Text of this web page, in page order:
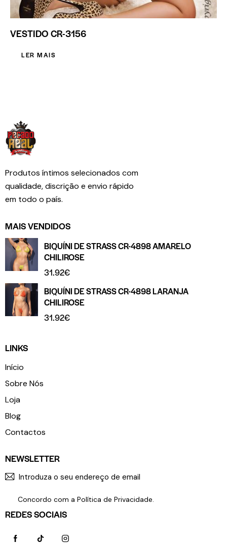
VESTIDO CR-3156
LER MAIS
Produtos íntimos selecionados com
qualidade, discrição e envio rápido
em todo o país.
MAIS VENDIDOS
BIQUÍNI DE STRASS CR-4898 AMARELO
CHILIROSE
31.92€
BIQUÍNI DE STRASS CR-4898 LARANJA
CHILIROSE
31.92€
LINKS
Início
Sobre Nós
Loja
Blog
Contactos
NEWSLETTER
Concordo com a Política de Privacidade.
REDES SOCIAIS